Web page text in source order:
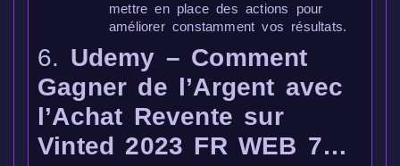
mettre en place des actions pour
améliorer constamment vos résultats.
6. Udemy – Comment
Gagner de l’Argent avec
l’Achat Revente sur
Vinted 2023 FR WEB 7…